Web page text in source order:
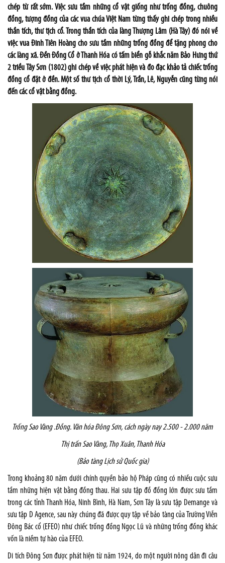
chép từ rất sớm. Việc sưu tầm những cổ vật giống như trống đồng, chuông
đồng, tượng đồng của các vua chúa Việt Nam từng thấy ghi chép trong nhiều
thần tích, thư tịch cổ. Trong thần tích của làng Thượng Lâm (Hà Tây) đó nói về
việc vua Đinh Tiên Hoàng cho sưu tầm những trống đồng để tặng phong cho
các làng xã. Đền Đồng Cổ ở Thanh Hóa có tấm biển gỗ khắc năm Bảo Hưng thứ
2 triều Tây Sơn (1802) ghi chép về việc phát hiện và đo đạc khảo tả chiếc trống
đồng cổ đặt ở đền. Một số thư tịch cổ thời Lý, Trần, Lê, Nguyễn cũng từng nói
đến các cổ vật bằng đồng.
Trống Sao Vàng .Đồng. Văn hóa Đông Sơn, cách ngày nay 2.500 - 2.000 năm
Thị trấn Sao Vàng, Thọ Xuân, Thanh Hóa
(Bảo tàng Lịch sử Quốc gia)
Trong khoảng 80 năm dưới chính quyền bảo hộ Pháp cũng có nhiều cuộc sưu
tầm những hiện vật bằng đồng thau. Hai sưu tập đồ đồng lớn được sưu tầm
trong các tỉnh Thanh Hóa, Ninh Bình, Hà Nam, Sơn Tây là sưu tập Demange và
sưu tập D Agence, sau này chúng đã được quy tập về bảo tàng của Trường Viễn
Đông Bác cổ (EFEO) như chiếc trống đồng Ngọc Lũ và những trống đồng khác
vốn là niềm tự hào của EFEO.
Di tích Đông Sơn được phát hiện từ năm 1924, do một người nông dân đi câu